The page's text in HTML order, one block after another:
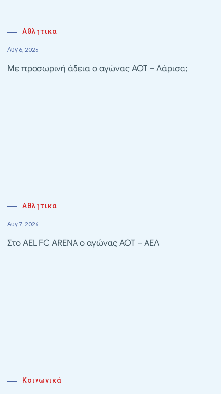
Αθλητικα
Αυγ 6, 2026
Με προσωρινή άδεια ο αγώνας ΑΟΤ – Λάρισα;
Αθλητικα
Αυγ 7, 2026
Στο AEL FC ARENA ο αγώνας ΑΟΤ – ΑΕΛ
Κοινωνικά